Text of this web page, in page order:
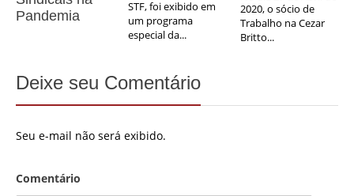
Pandemia
STF, foi exibido em
um programa
especial da...
2020, o sócio de
Trabalho na Cezar
Britto...
Deixe seu Comentário
Seu e-mail não será exibido.
Comentário